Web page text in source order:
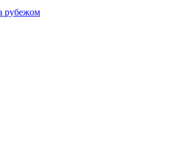
рубежом